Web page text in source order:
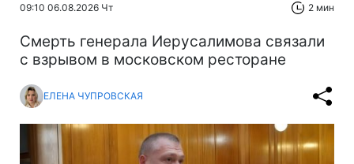
09:10 06.08.2026 Чт 2 мин
Смерть генерала Иерусалимова связали
с взрывом в московском ресторане
ЕЛЕНА ЧУПРОВСКАЯ